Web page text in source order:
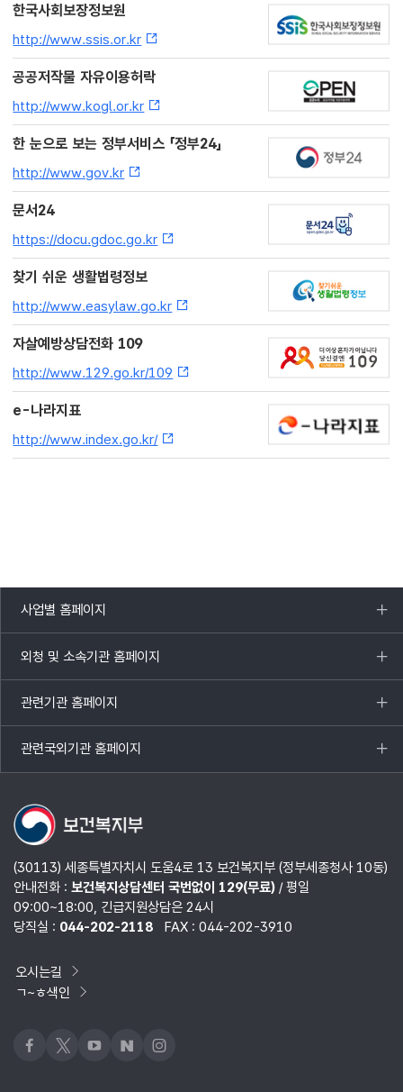
한국사회보장정보원
http://www.ssis.or.kr
공공저작물 자유이용허락
http://www.kogl.or.kr
한 눈으로 보는 정부서비스 「정부24」
http://www.gov.kr
문서24
https://docu.gdoc.go.kr
찾기 쉬운 생활법령정보
http://www.easylaw.go.kr
자살예방상담전화 109
http://www.129.go.kr/109
e-나라지표
http://www.index.go.kr/
사업별 홈페이지
목록
열기
외청 및 소속기관 홈페이지
목록
열기
관련기관 홈페이지
목록
열기
관련국외기관 홈페이지
목록
열기
(30113) 세종특별자치시 도움4로 13 보건복지부 (정부세종청사 10동)
안내전화 : 보건복지상담센터 국번없이 129(무료)/ 평일
09:00~18:00, 긴급지원상담은 24시
당직실 : 044-202-2118 FAX : 044-202-3910
오시는길
ㄱ~ㅎ색인
페이스북
x 유튜브네이버블로그
인스타그램